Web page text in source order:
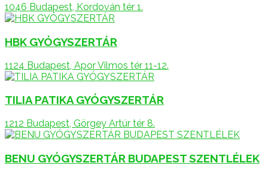
1046 Budapest, Kordován tér 1.
HBK GYÓGYSZERTÁR
1124 Budapest, Apor Vilmos tér 11-12.
TILIA PATIKA GYÓGYSZERTÁR
1212 Budapest, Görgey Artúr tér 8.
BENU GYÓGYSZERTÁR BUDAPEST SZENTLÉLEK